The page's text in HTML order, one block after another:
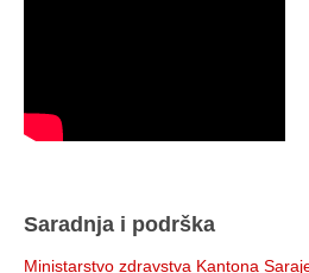
Saradnja i podrška
Ministarstvo zdravstva Kantona